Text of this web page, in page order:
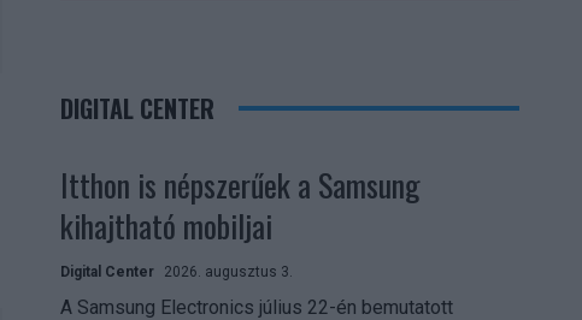
DIGITAL CENTER
Itthon is népszerűek a Samsung
kihajtható mobiljai
Digital Center 2026. augusztus 3.
A Samsung Electronics július 22-én bemutatott